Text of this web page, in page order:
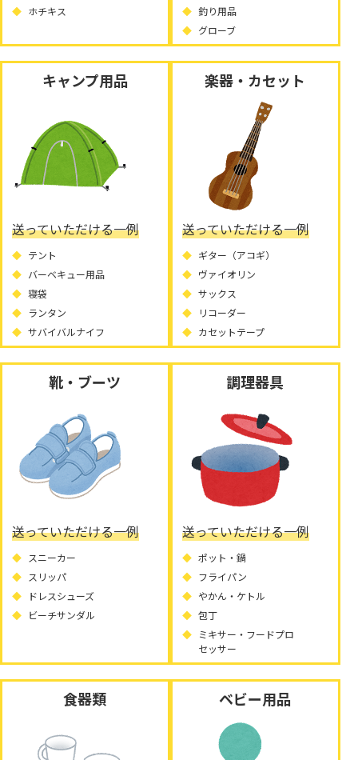
ホチキス
釣り用品
グローブ
キャンプ用品
送っていただける一例
テント
バーベキュー用品
寝袋
ランタン
サバイバルナイフ
楽器・カセット
送っていただける一例
ギター（アコギ）
ヴァイオリン
サックス
リコーダー
カセットテープ
靴・ブーツ
送っていただける一例
スニーカー
スリッパ
ドレスシューズ
ビーチサンダル
調理器具
送っていただける一例
ポット・鍋
フライパン
やかん・ケトル
包丁
ミキサー・フードプロ
セッサー
食器類 ベビー用品